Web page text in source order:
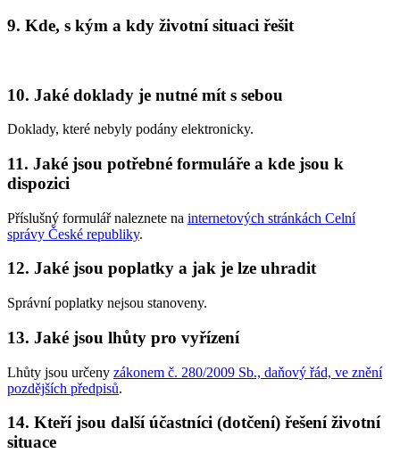
9. Kde, s kým a kdy životní situaci řešit
10. Jaké doklady je nutné mít s sebou
Doklady, které nebyly podány elektronicky.
11. Jaké jsou potřebné formuláře a kde jsou k
dispozici
Příslušný formulář naleznete na internetových stránkách Celní
správy České republiky.
12. Jaké jsou poplatky a jak je lze uhradit
Správní poplatky nejsou stanoveny.
13. Jaké jsou lhůty pro vyřízení
Lhůty jsou určeny zákonem č. 280/2009 Sb., daňový řád, ve znění
pozdějších předpisů.
14. Kteří jsou další účastníci (dotčení) řešení životní
situace